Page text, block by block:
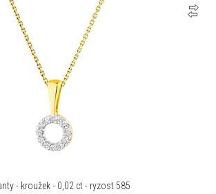
- kroužek - 0,02 ct - ryzost 585